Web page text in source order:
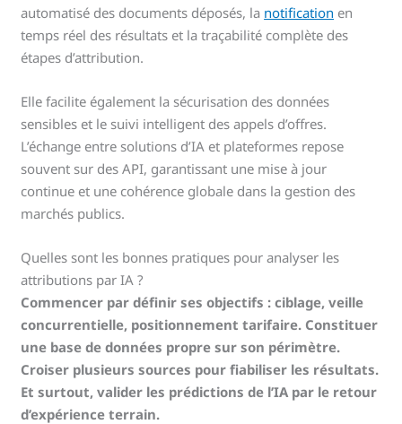
automatisé des documents déposés, la notification en
temps réel des résultats et la traçabilité complète des
étapes d’attribution.
Elle facilite également la sécurisation des données
sensibles et le suivi intelligent des appels d’offres.
L’échange entre solutions d’IA et plateformes repose
souvent sur des API, garantissant une mise à jour
continue et une cohérence globale dans la gestion des
marchés publics.
Quelles sont les bonnes pratiques pour analyser les
attributions par IA ?
Commencer par définir ses objectifs : ciblage, veille
concurrentielle, positionnement tarifaire. Constituer
une base de données propre sur son périmètre.
Croiser plusieurs sources pour fiabiliser les résultats.
Et surtout, valider les prédictions de l’IA par le retour
d’expérience terrain.